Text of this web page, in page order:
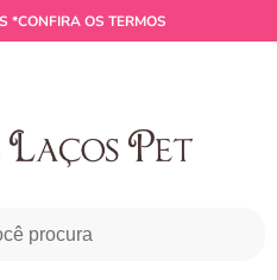
*CONFIRA OS TERMOS